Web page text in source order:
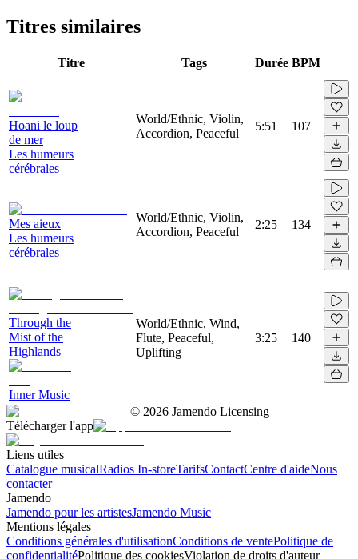
Titres similaires
Titre Tags Durée BPM
Hoani le loup
de mer
Les humeurs
cérébrales
World/Ethnic, Violin,
Accordion, Peaceful
5:51 107
Mes aieux
Les humeurs
cérébrales
World/Ethnic, Violin,
Accordion, Peaceful
2:25 134
Through the
Mist of the
Highlands
Inner Music
World/Ethnic, Wind,
Flute, Peaceful,
Uplifting
3:25 140
© 2026 Jamendo Licensing
Télécharger l'app
Liens utiles
Catalogue musicalRadios In-storeTarifsContactCentre d'aideNous
contacter
Jamendo
Jamendo pour les artistesJamendo Music
Mentions légales
Conditions générales d'utilisationConditions de ventePolitique de
confidentialitéPolitique des cookiesViolation de droits d'auteur